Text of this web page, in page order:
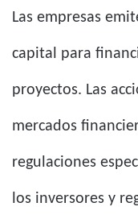
Las empresas
capital para
proyectos. Las
mercados
regulaciones
los inversores y